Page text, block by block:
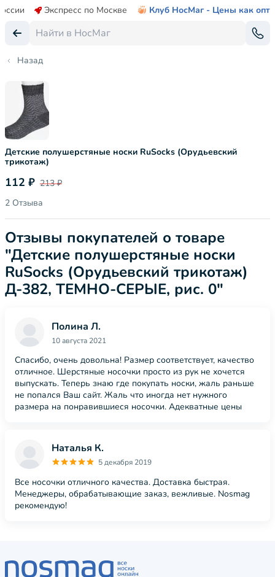
Экспресс по Москве Клуб НосМаг - Цены как опт
Назад
Детские полушерстяные носки RuSocks (Орудьевский
трикотаж)
112 ₽ 213 ₽
2 Отзыва
Отзывы покупателей о товаре
"Детские полушерстяные носки
RuSocks (Орудьевский трикотаж)
Д-382, ТЕМНО-СЕРЫЕ, рис. 0"
Полина Л.
10 августа 2021
Спасибо, очень довольна! Размер соответствует, качество
отличное. Шерстяные носочки просто из рук не хочется
выпускать. Теперь знаю где покупать носки, жаль раньше
не попался Ваш сайт. Жаль что иногда нет нужного
размера на понравившиеся носочки. Адекватные цены
Наталья К.
5 декабря 2019
Все носочки отличного качества. Доставка быстрая.
Менеджеры, обрабатывающие заказ, вежливые. Nosmag
рекомендую!